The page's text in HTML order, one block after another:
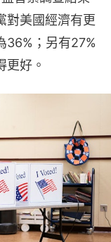
對美國經濟有更
36%；另有27%
更好。